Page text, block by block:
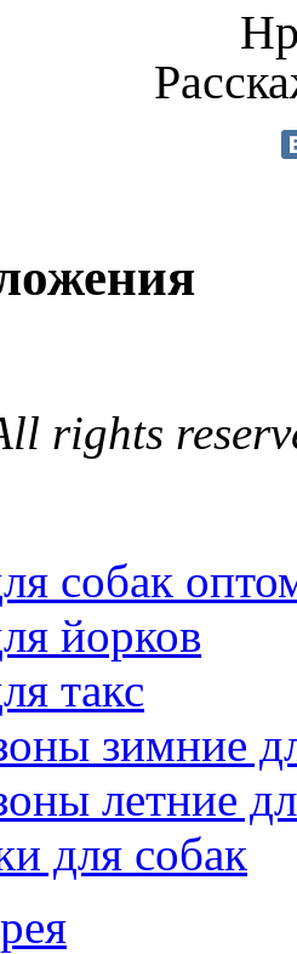
rights
собак
йорков
такс
зимние
летние
для собак